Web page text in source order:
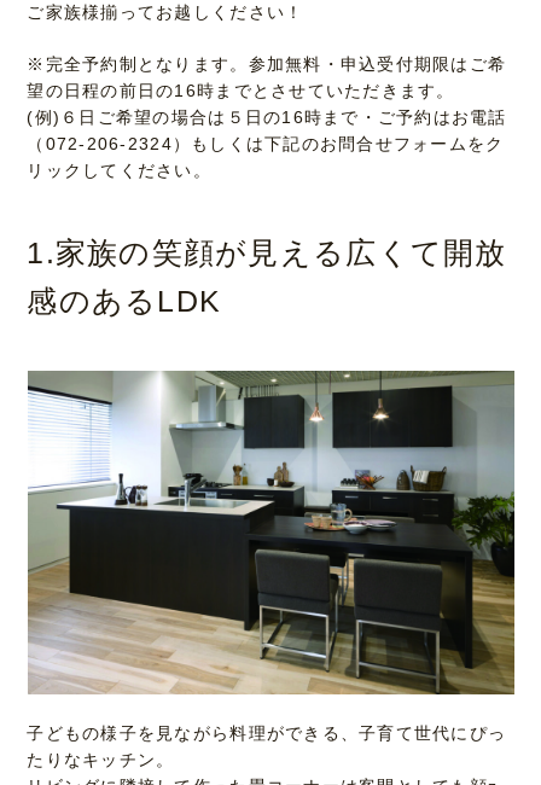
ご家族様揃ってお越しください！
※完全予約制となります。参加無料・申込受付期限はご希
望の日程の前日の16時までとさせていただきます。
(例)６日ご希望の場合は５日の16時まで・ご予約はお電話
（072-206-2324）もしくは下記のお問合せフォームをク
リックしてください。
1.家族の笑顔が見える広くて開放
感のあるLDK
子どもの様子を見ながら料理ができる、子育て世代にぴっ
たりなキッチン。